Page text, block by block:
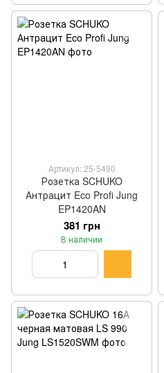
Артикул: 25-5490
Розетка SCHUKO
Антрацит Eco Profi Jung
EP1420AN
381 грн
В наличии